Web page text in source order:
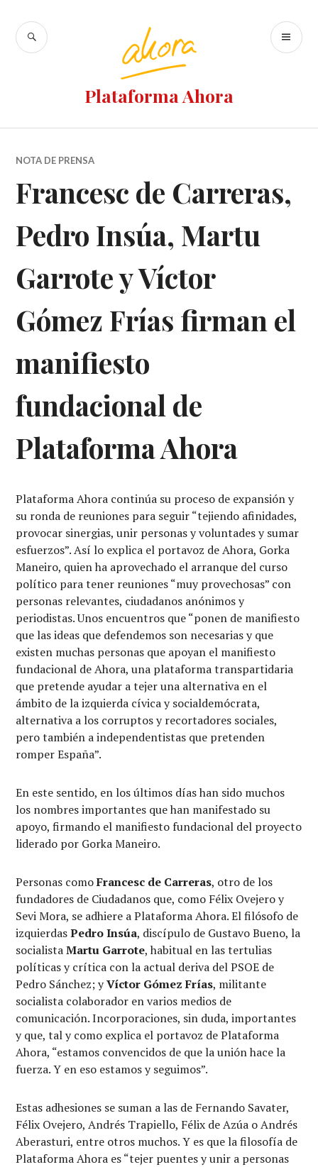
contenido
Plataforma Ahora
BUSCAR
NOTA DE PRENSA
Francesc de Carreras,
Pedro Insúa, Martu
Garrote y Víctor
Gómez Frías firman el
manifiesto
fundacional de
Plataforma Ahora
Plataforma Ahora continúa su proceso de expansión y
su ronda de reuniones para seguir “tejiendo afinidades,
provocar sinergias, unir personas y voluntades y sumar
esfuerzos”. Así lo explica el portavoz de Ahora, Gorka
Maneiro, quien ha aprovechado el arranque del curso
político para tener reuniones “muy provechosas” con
personas relevantes, ciudadanos anónimos y
periodistas. Unos encuentros que “ponen de manifiesto
que las ideas que defendemos son necesarias y que
existen muchas personas que apoyan el manifiesto
fundacional de Ahora, una plataforma transpartidaria
que pretende ayudar a tejer una alternativa en el
ámbito de la izquierda cívica y socialdemócrata,
alternativa a los corruptos y recortadores sociales,
pero también a independentistas que pretenden
romper España”.
En este sentido, en los últimos días han sido muchos
los nombres importantes que han manifestado su
apoyo, firmando el manifiesto fundacional del proyecto
liderado por Gorka Maneiro.
Personas comoFrancesc de Carreras, otro de los
fundadores de Ciudadanos que, como Félix Ovejero y
Sevi Mora, se adhiere a Plataforma Ahora. El filósofo de
izquierdasPedro Insúa, discípulo de Gustavo Bueno, la
socialistaMartu Garrote, habitual en las tertulias
políticas y crítica con la actual deriva del PSOE de
Pedro Sánchez; yVíctor Gómez Frías, militante
socialista colaborador en varios medios de
comunicación. Incorporaciones, sin duda, importantes
y que, tal y como explica el portavoz de Plataforma
Ahora, “estamos convencidos de que la unión hace la
fuerza. Y en eso estamos y seguimos”.
Estas adhesiones se suman a las de Fernando Savater,
Félix Ovejero, Andrés Trapiello, Félix de Azúa o Andrés
Aberasturi, entre otros muchos. Y es que la filosofía de
Plataforma Ahora es “tejer puentes y unir a personas